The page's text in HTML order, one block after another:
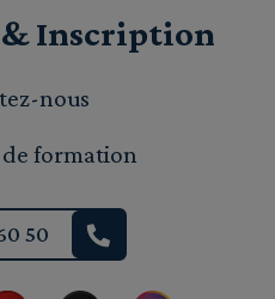
Inscription
nous
formation
50